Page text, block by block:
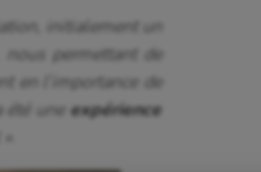
Korfbal
Longue paume
initialement un
permettant de
en l’importance de
été une expérience